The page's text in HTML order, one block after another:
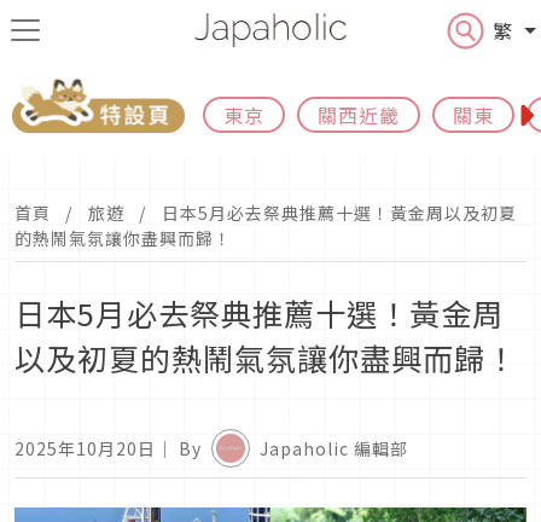
繁
東京 關西近畿 關東
首頁 旅遊
日本5月必去祭典推薦十選！黃金周以及初夏
的熱鬧氣氛讓你盡興而歸！
日本5月必去祭典推薦十選！黃金周
以及初夏的熱鬧氣氛讓你盡興而歸！
2025年10月20日 ｜ By Japaholic 編輯部